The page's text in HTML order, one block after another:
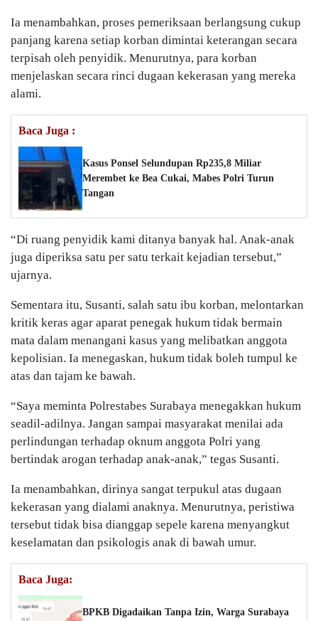
Ia menambahkan, proses pemeriksaan berlangsung cukup
panjang karena setiap korban dimintai keterangan secara
terpisah oleh penyidik. Menurutnya, para korban
menjelaskan secara rinci dugaan kekerasan yang mereka
alami.
Baca Juga :
Kasus Ponsel Selundupan Rp235,8 Miliar
Merembet ke Bea Cukai, Mabes Polri Turun
Tangan
“Di ruang penyidik kami ditanya banyak hal. Anak-anak
juga diperiksa satu per satu terkait kejadian tersebut,”
ujarnya.
Sementara itu, Susanti, salah satu ibu korban, melontarkan
kritik keras agar aparat penegak hukum tidak bermain
mata dalam menangani kasus yang melibatkan anggota
kepolisian. Ia menegaskan, hukum tidak boleh tumpul ke
atas dan tajam ke bawah.
“Saya meminta Polrestabes Surabaya menegakkan hukum
seadil-adilnya. Jangan sampai masyarakat menilai ada
perlindungan terhadap oknum anggota Polri yang
bertindak arogan terhadap anak-anak,” tegas Susanti.
Ia menambahkan, dirinya sangat terpukul atas dugaan
kekerasan yang dialami anaknya. Menurutnya, peristiwa
tersebut tidak bisa dianggap sepele karena menyangkut
keselamatan dan psikologis anak di bawah umur.
Baca Juga:
BPKB Digadaikan Tanpa Izin, Warga Surabaya